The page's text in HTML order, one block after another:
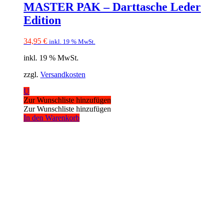
MASTER PAK – Darttasche Leder
Edition
34,95 € inkl. 19 % MwSt.
inkl. 19 % MwSt.
zzgl. Versandkosten
U
Zur Wunschliste hinzufügen
Zur Wunschliste hinzufügen
In den Warenkorb